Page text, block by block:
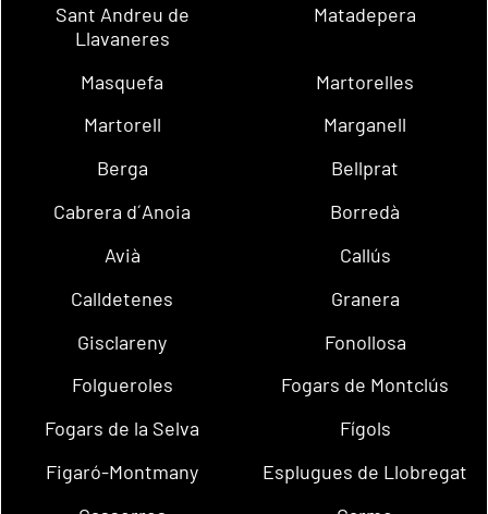
Sant Andreu de
Llavaneres
Matadepera
Masquefa
Martorelles
Martorell
Marganell
Berga
Bellprat
Cabrera d´Anoia
Borredà
Avià
Callús
Calldetenes
Granera
Gisclareny
Fonollosa
Folgueroles
Fogars de Montclús
Fogars de la Selva
Fígols
Figaró-Montmany
Esplugues de Llobregat